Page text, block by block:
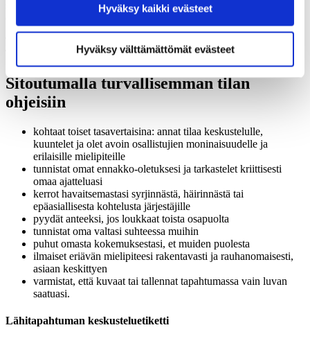
Hyväksymällä kaikki evästeet varmistat, että kaikki
sisältö on käytettävissäsi.
Hyväksy kaikki evästeet
Hyväksy välttämättömät evästeet
sekä itsemääräämisoikeutta.Pyrimme järjestämään tapahtumamme
esteettöminä, ja kerromme tapahtumakuvauksessa, ellei näin ole.
Tarkastelemme säännöllisesti ohjeitamme ja päivitämme niitä.
Sitoutumalla turvallisemman tilan
ohjeisiin
kohtaat toiset tasavertaisina: annat tilaa keskustelulle,
kuuntelet ja olet avoin osallistujien moninaisuudelle ja
erilaisille mielipiteille
tunnistat omat ennakko-oletuksesi ja tarkastelet kriittisesti
omaa ajatteluasi
kerrot havaitsemastasi syrjinnästä, häirinnästä tai
epäasiallisesta kohtelusta järjestäjille
pyydät anteeksi, jos loukkaat toista osapuolta
tunnistat oma valtasi suhteessa muihin
puhut omasta kokemuksestasi, et muiden puolesta
ilmaiset eriävän mielipiteesi rakentavasti ja rauhanomaisesti,
asiaan keskittyen
varmistat, että kuvaat tai tallennat tapahtumassa vain luvan
saatuasi.
Lähitapahtuman keskusteluetiketti